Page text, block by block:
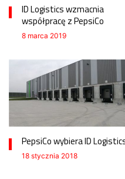
ID Logistics wzmacnia
współpracę z PepsiCo
8 marca 2019
PepsiCo wybiera ID
18 stycznia 2018